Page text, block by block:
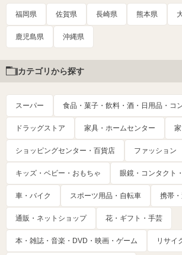
福岡県 佐賀県 長崎県 熊本県
鹿児島県 沖縄県
カテゴリから探す
スーパー 食品・菓子・飲料・酒・日用品・コ
ドラッグストア 家具・ホームセンター
ショッピングセンター・百貨店 ファッション
キッズ・ベビー・おもちゃ 眼鏡・コンタクト
車・バイク スポーツ用品・自転車 携帯
通販・ネットショップ 花・ギフト・手芸
本・雑誌・音楽・DVD・映画・ゲーム リサイ